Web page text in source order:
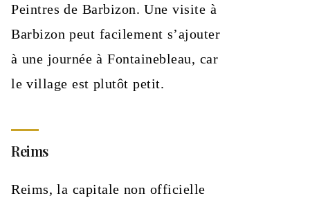
Peintres de Barbizon. Une visite à
Barbizon peut facilement s’ajouter
à une journée à Fontainebleau, car
le village est plutôt petit.
Reims
Reims, la capitale non officielle